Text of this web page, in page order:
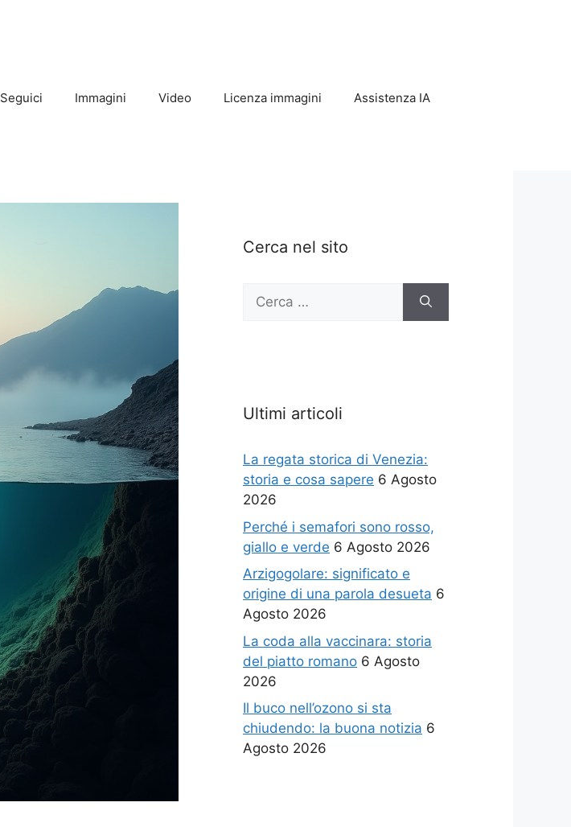
Seguici Immagini Video Licenza immagini Assistenza IA
Cerca nel sito
Ricerca
Ultimi articoli
La regata storica di Venezia:
storia e cosa sapere 6 Agosto
2026
Perché i semafori sono rosso,
giallo e verde 6 Agosto 2026
Arzigogolare: significato e
origine di una parola desueta 6
Agosto 2026
La coda alla vaccinara: storia
del piatto romano 6 Agosto
2026
Il buco nell’ozono si sta
chiudendo: la buona notizia 6
Agosto 2026